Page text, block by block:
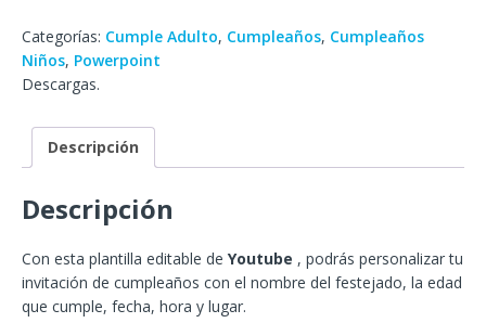
Categorías: Cumple Adulto, Cumpleaños, Cumpleaños
Niños, Powerpoint
Descargas.
Descripción
Descripción
Con esta plantilla editable de Youtube , podrás personalizar tu
invitación de cumpleaños con el nombre del festejado, la edad
que cumple, fecha, hora y lugar.